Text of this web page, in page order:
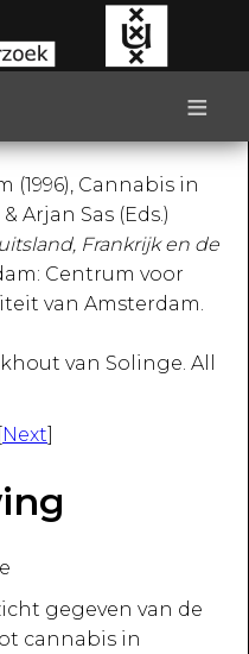
≡
(1996), Cannabis in
Arjan Sas (Eds.)
Frankrijk en de
Centrum voor
van Amsterdam.
van Solinge. All
Next]
gegeven van de
cannabis in